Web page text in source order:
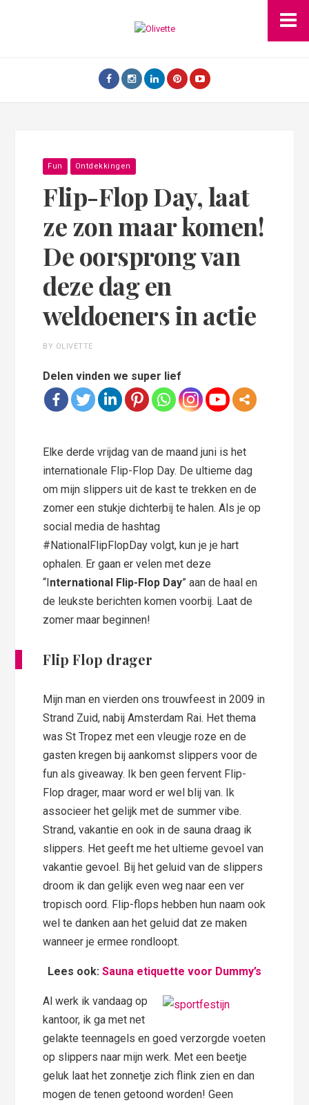
Fun Ontdekkingen
Flip-Flop Day, laat
ze zon maar komen!
De oorsprong van
deze dag en
weldoeners in actie
BY OLIVETTE
Delen vinden we super lief
Elke derde vrijdag van de maand juni is het
internationale Flip-Flop Day. De ultieme dag
om mijn slippers uit de kast te trekken en de
zomer een stukje dichterbij te halen. Als je op
social media de hashtag
#NationalFlipFlopDay volgt, kun je je hart
ophalen. Er gaan er velen met deze
“International Flip-Flop Day” aan de haal en
de leukste berichten komen voorbij. Laat de
zomer maar beginnen!
Flip Flop drager
Mijn man en vierden ons trouwfeest in 2009 in
Strand Zuid, nabij Amsterdam Rai. Het thema
was St Tropez met een vleugje roze en de
gasten kregen bij aankomst slippers voor de
fun als giveaway. Ik ben geen fervent Flip-
Flop drager, maar word er wel blij van. Ik
associeer het gelijk met de summer vibe.
Strand, vakantie en ook in de sauna draag ik
slippers. Het geeft me het ultieme gevoel van
vakantie gevoel. Bij het geluid van de slippers
droom ik dan gelijk even weg naar een ver
tropisch oord. Flip-flops hebben hun naam ook
wel te danken aan het geluid dat ze maken
wanneer je ermee rondloopt.
Lees ook: Sauna etiquette voor Dummy’s
Al werk ik vandaag op
kantoor, ik ga met net
gelakte teennagels en goed verzorgde voeten
op slippers naar mijn werk. Met een beetje
geluk laat het zonnetje zich flink zien en dan
mogen de tenen getoond worden! Geen